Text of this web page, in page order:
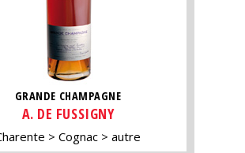
GRANDE CHAMPAGNE
A. DE FUSSIGNY
Cognac autre